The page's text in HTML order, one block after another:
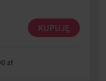
KUPUJĘ
zł